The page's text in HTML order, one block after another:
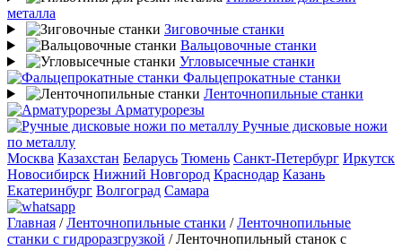
металла
Зиговочные станки
Вальцовочные станки
Угловысечные станки
Фальцепрокатные станки
Ленточнопильные станки
Арматурорезы
Ручные дисковые ножи
по металлу
Москва Казахстан Беларусь Тюмень Санкт-Петербург Иркутск
Новосибирск Нижний Новгород Краснодар Казань
Екатеринбург Волгоград Самара
Главная /Ленточнопильные станки /Ленточнопильные
станки с гидроразгрузкой /Ленточнопильный станок с